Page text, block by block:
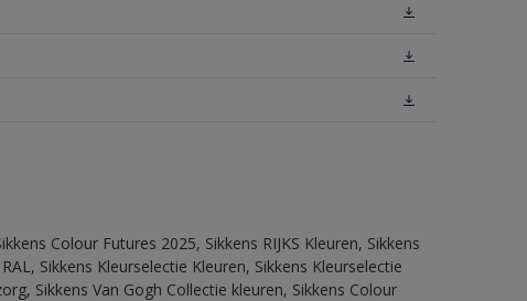
Colour Futures 2025, Sikkens RIJKS Kleuren, Sikkens
Sikkens Kleurselectie Kleuren, Sikkens Kleurselectie
Sikkens Van Gogh Collectie kleuren, Sikkens Colour